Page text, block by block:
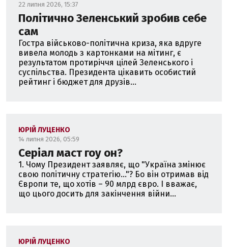
22 липня 2026, 15:37
Політично Зеленський зробив себе
сам
Гостра військово-політична криза, яка вдруге
вивела молодь з картонками на мітинг, є
результатом протиріччя цілей Зеленського і
суспільства. Президента цікавить особистий
рейтинг і бюджет для друзів...
ЮРІЙ ЛУЦЕНКО
14 липня 2026, 05:59
Серіал маст гоу он?
1. Чому Президент заявляє, що "Україна змінює
свою політичну стратегію..."? Бо він отримав від
Європи те, що хотів – 90 млрд євро. І вважає,
що цього досить для закінчення війни...
ЮРІЙ ЛУЦЕНКО